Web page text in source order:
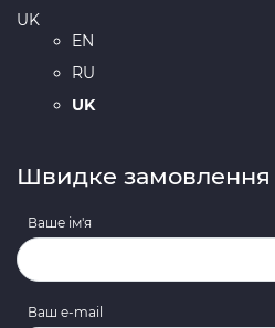
UK
EN
RU
UK
Швидке замовлення
Ваше ім'я
Ваш e-mail